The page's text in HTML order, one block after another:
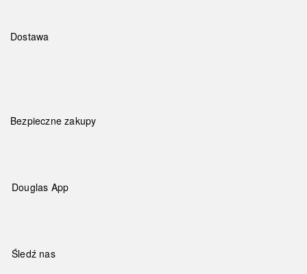
Dostawa
Bezpieczne zakupy
Douglas App
Śledź nas